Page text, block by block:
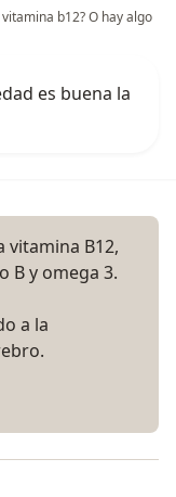
Nacional de Bioética.
en modo
con
“Estado
Displasia del
en el
y Terapia
del Instituto
años en el
b12? O hay algo
es buena la
vitamina B12,
B y omega 3.
a la